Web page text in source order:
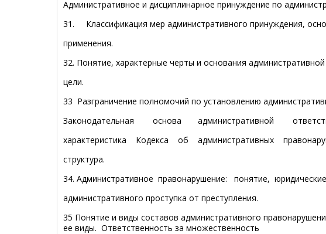
Административное и дисциплинарное принуждение по
31. Классификация мер административного принуждения,
применения.
32. Понятие, характерные черты и основания
цели.
33 Разграничение полномочий по установлению
Законодательная основа административной
характеристика Кодекса об административных
структура.
34. Административное правонарушение: понятие,
административного проступка от преступления.
35 Понятие и виды составов административного
ее виды. Ответственность за множественность